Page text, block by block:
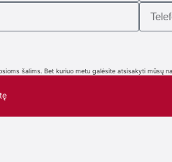
šalims. Bet kuriuo metu galėsite atsisakyti mūsų